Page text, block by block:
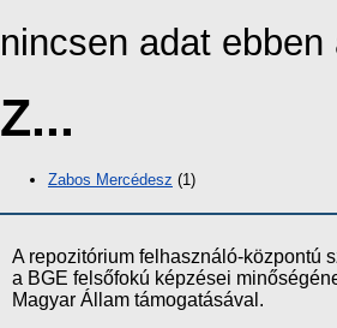
nincsen adat
Z...
Zabos Mercédesz (1)
A repozitórium felhasználó-központú
a BGE felsőfokú képzései
Magyar Állam támogatásával.